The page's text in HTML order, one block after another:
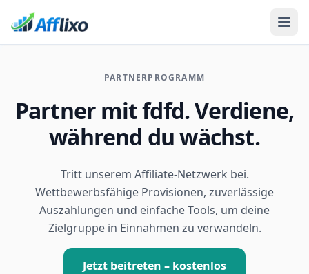
PARTNERPROGRAMM
Partner mit fdfd. Verdiene,
während du wächst.
Tritt unserem Affiliate-Netzwerk bei.
Wettbewerbsfähige Provisionen, zuverlässige
Auszahlungen und einfache Tools, um deine
Zielgruppe in Einnahmen zu verwandeln.
Jetzt beitreten – kostenlos